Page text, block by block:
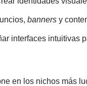
banners y
interfaces intuitivas
en los nichos más